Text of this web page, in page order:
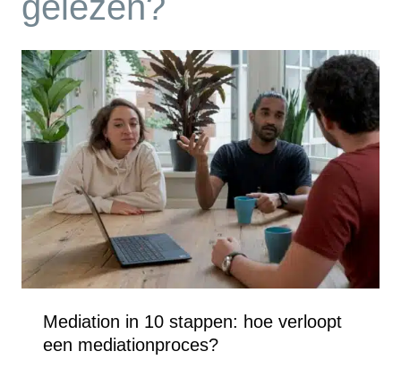
Mediation in 10 stappen: hoe verloopt
een mediationproces?